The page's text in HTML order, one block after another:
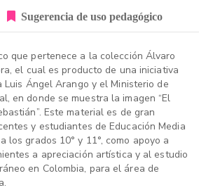
Sugerencia de uso pedagógico
que pertenece a la colección Álvaro
el cual es producto de una iniciativa
Ángel Arango y el Ministerio de
en donde se muestra la imagen “El
Este material es de gran
y estudiantes de Educación Media
los grados 10° y 11°, como apoyo a
a apreciación artística y al estudio
en Colombia, para el área de